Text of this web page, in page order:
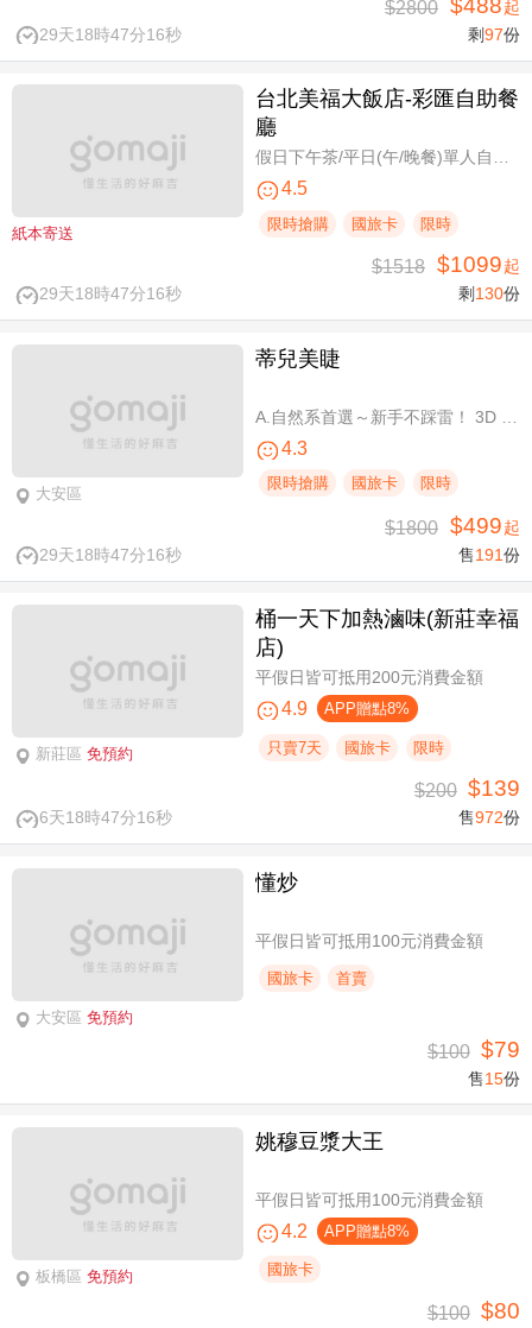
29天18時47分15秒
$2800 $488起
剩97份
紙本寄送
台北美福大飯店-彩匯自助餐
廳
4.5
限時搶購 國旅卡 限時
29天18時47分15秒
$1518 $1099起
剩 130份
大安區
蒂兒美睫
4.3
限時搶購 國旅卡 限時
29天18時47分15秒
$1800 $499起
售191份
新莊區 免預約
桶一天下加熱滷味(新莊幸福
店)
平假日皆可抵用200元消費金額
4.9 APP贈點8%
只賣7天 國旅卡 限時
6天18時47分15秒
$200 $139
售972份
大安區 免預約
懂炒
平假日皆可抵用100元消費金額
國旅卡 首賣
$100 $79
售15份
板橋區 免預約
姚穆豆漿大王
平假日皆可抵用100元消費金額
4.2 APP贈點8%
國旅卡
$100 $80